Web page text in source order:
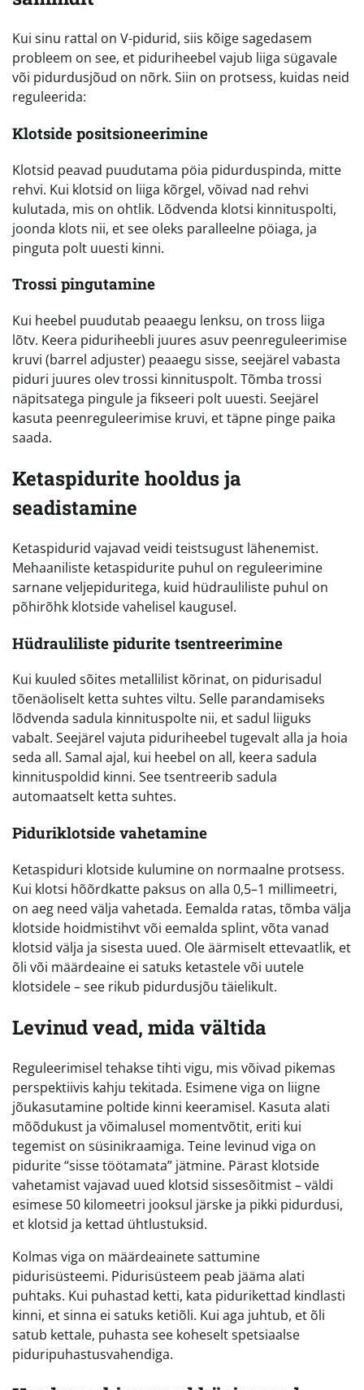
Kui sinu rattal on V-pidurid, siis kõige sagedasem
probleem on see, et piduriheebel vajub liiga sügavale
või pidurdusjõud on nõrk. Siin on protsess, kuidas neid
reguleerida:
Klotside positsioneerimine
Klotsid peavad puudutama pöia pidurduspinda, mitte
rehvi. Kui klotsid on liiga kõrgel, võivad nad rehvi
kulutada, mis on ohtlik. Lõdvenda klotsi kinnituspolti,
joonda klots nii, et see oleks paralleelne pöiaga, ja
pinguta polt uuesti kinni.
Trossi pingutamine
Kui heebel puudutab peaaegu lenksu, on tross liiga
lõtv. Keera piduriheebli juures asuv peenreguleerimise
kruvi (barrel adjuster) peaaegu sisse, seejärel vabasta
piduri juures olev trossi kinnituspolt. Tõmba trossi
näpitsatega pingule ja fikseeri polt uuesti. Seejärel
kasuta peenreguleerimise kruvi, et täpne pinge paika
saada.
Ketaspidurite hooldus ja
seadistamine
Ketaspidurid vajavad veidi teistsugust lähenemist.
Mehaaniliste ketaspidurite puhul on reguleerimine
sarnane veljepiduritega, kuid hüdrauliliste puhul on
põhirõhk klotside vahelisel kaugusel.
Hüdrauliliste pidurite tsentreerimine
Kui kuuled sõites metallilist kõrinat, on pidurisadul
tõenäoliselt ketta suhtes viltu. Selle parandamiseks
lõdvenda sadula kinnituspolte nii, et sadul liiguks
vabalt. Seejärel vajuta piduriheebel tugevalt alla ja hoia
seda all. Samal ajal, kui heebel on all, keera sadula
kinnituspoldid kinni. See tsentreerib sadula
automaatselt ketta suhtes.
Piduriklotside vahetamine
Ketaspiduri klotside kulumine on normaalne protsess.
Kui klotsi hõõrdkatte paksus on alla 0,5–1 millimeetri,
on aeg need välja vahetada. Eemalda ratas, tõmba välja
klotside hoidmistihvt või eemalda splint, võta vanad
klotsid välja ja sisesta uued. Ole äärmiselt ettevaatlik, et
õli või määrdeaine ei satuks ketastele või uutele
klotsidele – see rikub pidurdusjõu täielikult.
Levinud vead, mida vältida
Reguleerimisel tehakse tihti vigu, mis võivad pikemas
perspektiivis kahju tekitada. Esimene viga on liigne
jõukasutamine poltide kinni keeramisel. Kasuta alati
mõõdukust ja võimalusel momentvõtit, eriti kui
tegemist on süsinikraamiga. Teine levinud viga on
pidurite “sisse töötamata” jätmine. Pärast klotside
vahetamist vajavad uued klotsid sissesõitmist – väldi
esimese 50 kilomeetri jooksul järske ja pikki pidurdusi,
et klotsid ja kettad ühtlustuksid.
Kolmas viga on määrdeainete sattumine
pidurisüsteemi. Pidurisüsteem peab jääma alati
puhtaks. Kui puhastad ketti, kata pidurikettad kindlasti
kinni, et sinna ei satuks ketiõli. Kui aga juhtub, et õli
satub kettale, puhasta see koheselt spetsiaalse
piduripuhastusvahendiga.